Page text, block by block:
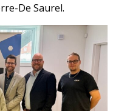
De Saurel.